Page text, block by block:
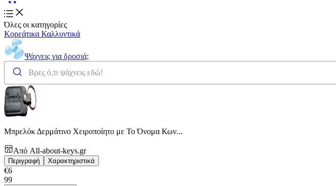
Όλες οι κατηγορίες
Κορεάτικα Καλλυντικά
Ψάχνεις για δροσιά;
Μπρελόκ Δερμάτινο Χειροποίητο με Το Όνομα Κων...
Από All-about-keys.gr
Περιγραφή Χαρακτηριστικά
€6
99